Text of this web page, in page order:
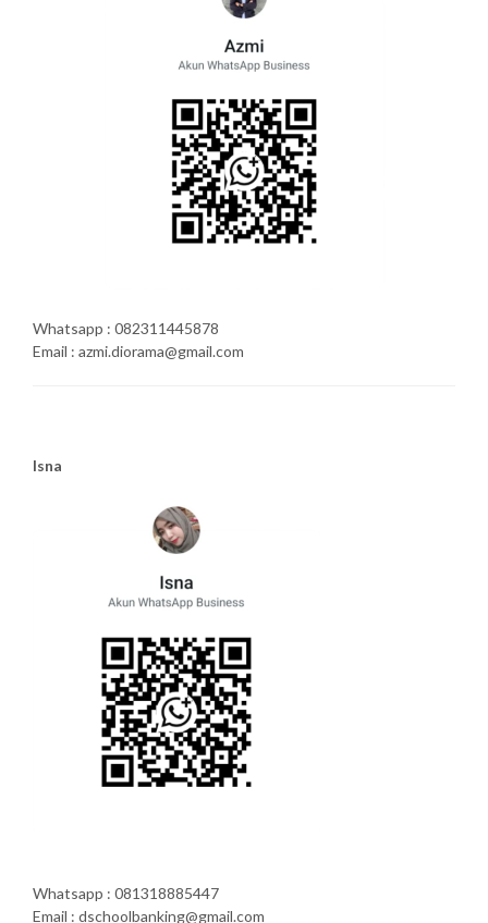
Whatsapp : 082311445878
Email : azmi.diorama@gmail.com
Isna
Whatsapp : 081318885447
Email : dschoolbanking@gmail.com